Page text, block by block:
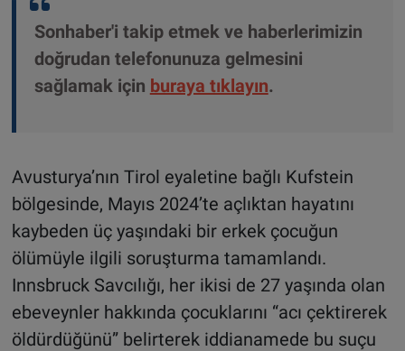
Sonhaber'i takip etmek ve haberlerimizin
doğrudan telefonunuza gelmesini
sağlamak için buraya tıklayın.
Avusturya’nın Tirol eyaletine bağlı Kufstein
bölgesinde, Mayıs 2024’te açlıktan hayatını
kaybeden üç yaşındaki bir erkek çocuğun
ölümüyle ilgili soruşturma tamamlandı.
Innsbruck Savcılığı, her ikisi de 27 yaşında olan
ebeveynler hakkında çocuklarını “acı çektirerek
öldürdüğünü” belirterek iddianamede bu suçu